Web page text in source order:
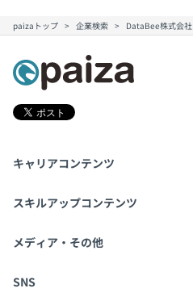
paizaトップ 企業検索 DataBee株式会社
キャリアコンテンツ
転職・キャリア
スキルアップコンテンツ
学習
メディア・その他
Tech Team Journal
SNS